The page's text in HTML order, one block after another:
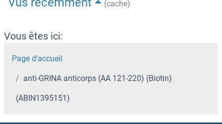
(cache)
Vous êtes ici:
Page d'accueil
anti-GRINA anticorps (AA 121-220) (Biotin)
(ABIN1395151)